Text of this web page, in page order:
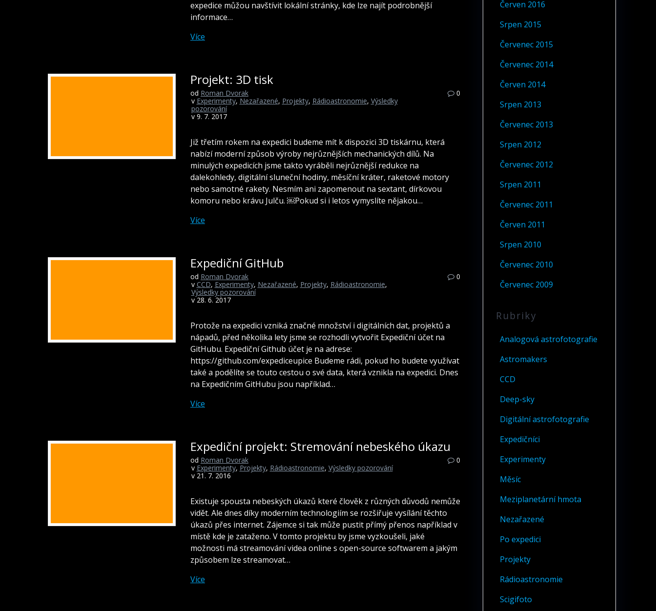
expedice můžou navštívit lokální stránky, kde lze najít podrobnější
informace…
Více
Projekt: 3D tisk
od Roman Dvorak
v Experimenty, Nezařazené, Projekty, Rádioastronomie, Výsledky
pozorování
v 9. 7. 2017
0
Již třetím rokem na expedici budeme mít k dispozici 3D tiskárnu, která
nabízí moderní způsob výroby nejrůznějších mechanických dílů. Na
minulých expedicích jsme takto vyráběli nejrůznější redukce na
dalekohledy, digitální sluneční hodiny, měsíční kráter, raketové motory
nebo samotné rakety. Nesmím ani zapomenout na sextant, dírkovou
komoru nebo krávu Julču. ￼Pokud si i letos vymyslíte nějakou…
Více
Expediční GitHub
od Roman Dvorak
v CCD, Experimenty, Nezařazené, Projekty, Rádioastronomie,
Výsledky pozorování
v 28. 6. 2017
0
Protože na expedici vzniká značné množství i digitálních dat, projektů a
nápadů, před několika lety jsme se rozhodli vytvořit Expediční účet na
GitHubu. Expediční Github účet je na adrese:
https://github.com/expediceupice Budeme rádi, pokud ho budete využívat
také a podělíte se touto cestou o své data, která vznikla na expedici. Dnes
na Expedičním GitHubu jsou například…
Více
Expediční projekt: Stremování nebeského úkazu
od Roman Dvorak
v Experimenty, Projekty, Rádioastronomie, Výsledky pozorování
v 21. 7. 2016
0
Existuje spousta nebeských úkazů které člověk z různých důvodů nemůže
vidět. Ale dnes díky moderním technologiím se rozšiřuje vysílání těchto
úkazů přes internet. Zájemce si tak může pustit přímý přenos například v
místě kde je zataženo. V tomto projektu by jsme vyzkoušeli, jaké
možnosti má streamování videa online s open-source softwarem a jakým
způsobem lze streamovat…
Více
Červen 2016
Srpen 2015
Červenec 2015
Červenec 2014
Červen 2014
Srpen 2013
Červenec 2013
Srpen 2012
Červenec 2012
Srpen 2011
Červenec 2011
Červen 2011
Srpen 2010
Červenec 2010
Červenec 2009
Rubriky
Analogová astrofotografie
Astromakers
CCD
Deep-sky
Digitální astrofotografie
Expedičníci
Experimenty
Měsíc
Meziplanetární hmota
Nezařazené
Po expedici
Projekty
Rádioastronomie
Scigifoto